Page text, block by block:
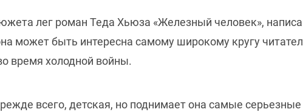
лег роман Теда Хьюза «Железный человек»,
может быть интересна самому широкому кругу
время холодной войны.
всего, детская, но поднимает она самые